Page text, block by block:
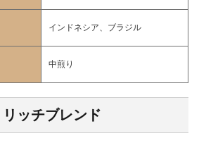
インドネシア、ブラジル
中煎り
リッチブレンド